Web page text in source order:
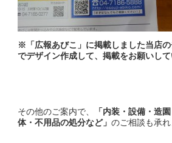
※「広報あびこ」に掲載しました当店
でデザイン作成して、掲載をお願いして
その他のご案内で、
「内装・設備・造
体・不用品の処分など」 のご相談も承れ